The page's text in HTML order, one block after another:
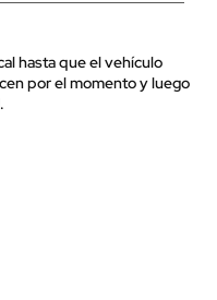
hasta que el vehículo
por el momento y luego